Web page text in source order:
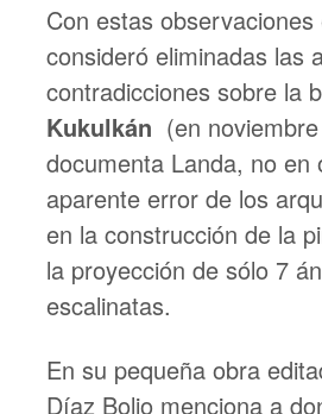
Con estas
consideró eliminadas las
contradicciones sobre la
Kukulkán (en
documenta Landa, no en
aparente error de los
en la construcción de la
la proyección de sólo 7
escalinatas.
En su pequeña obra
Díaz Bolio menciona a